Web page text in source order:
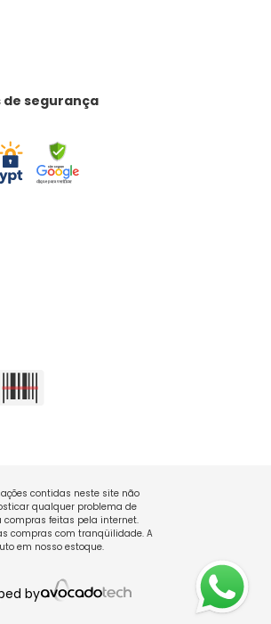
de segurança
contidas neste site não
qualquer problema de
compras feitas pela internet.
compras com tranqüilidade. A
em nosso estoque.
by